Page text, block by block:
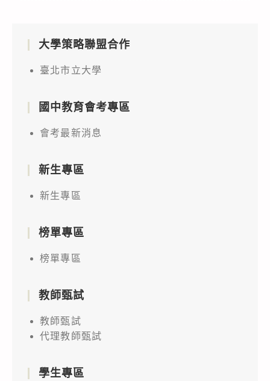
大學策略聯盟合作
臺北市立大學
國中教育會考專區
會考最新消息
新生專區
新生專區
榜單專區
榜單專區
教師甄試
教師甄試
代理教師甄試
學生專區